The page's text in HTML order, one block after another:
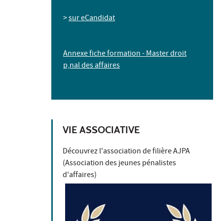
>sur eCandidat
Annexe fiche formation - Master droit
p‚nal des affaires
VIE ASSOCIATIVE
Découvrez l'association de filière AJPA
(Association des jeunes pénalistes
d'affaires)